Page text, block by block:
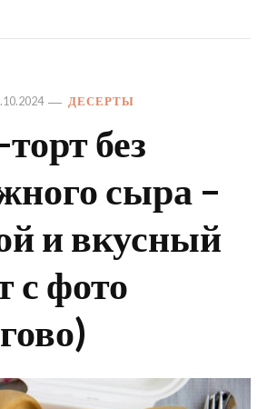
ДЕСЕРТЫ
без
сыра –
и вкусный
с фото